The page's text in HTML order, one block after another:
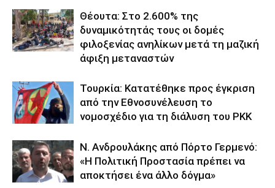
Θέουτα: Στο 2.600% της
δυναμικότητάς τους οι δομές
φιλοξενίας ανηλίκων μετά τη μαζική
άφιξη μεταναστών
Τουρκία: Κατατέθηκε προς έγκριση
από την Εθνοσυνέλευση το
νομοσχέδιο για τη διάλυση του PKK
N. Ανδρουλάκης από Πόρτο Γερμενό:
«Η Πολιτική Προστασία πρέπει να
αποκτήσει ένα άλλο δόγμα»